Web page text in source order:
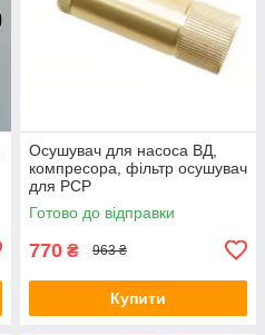
Осушувач для насоса ВД,
компресора, фільтр осушувач
для PCP
Готово до відправки
770 ₴ 963 ₴
Купити